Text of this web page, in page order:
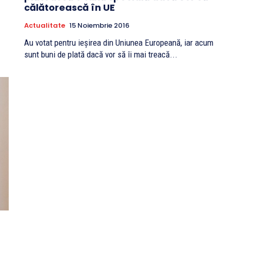
călătorească în UE
Actualitate 15 Noiembrie 2016
Au votat pentru ieșirea din Uniunea Europeană, iar acum
sunt buni de plată dacă vor să îi mai treacă...